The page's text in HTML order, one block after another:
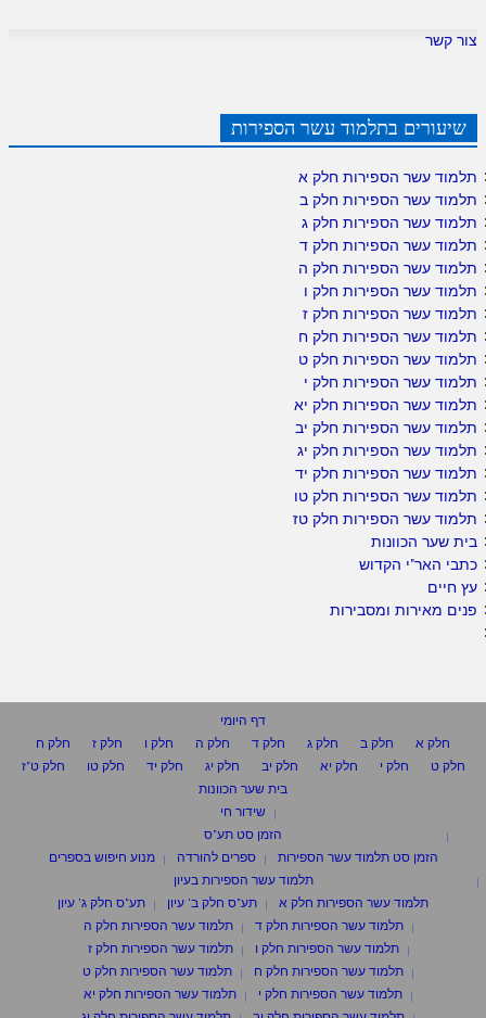
צור קשר
שיעורים בתלמוד עשר הספירות
תלמוד עשר הספירות חלק א
תלמוד עשר הספירות חלק ב
תלמוד עשר הספירות חלק ג
תלמוד עשר הספירות חלק ד
תלמוד עשר הספירות חלק ה
תלמוד עשר הספירות חלק ו
תלמוד עשר הספירות חלק ז
תלמוד עשר הספירות חלק ח
תלמוד עשר הספירות חלק ט
תלמוד עשר הספירות חלק י
תלמוד עשר הספירות חלק יא
תלמוד עשר הספירות חלק יב
תלמוד עשר הספירות חלק יג
תלמוד עשר הספירות חלק יד
תלמוד עשר הספירות חלק טו
תלמוד עשר הספירות חלק טז
בית שער הכוונות
כתבי האר"י הקדוש
עץ חיים
פנים מאירות ומסבירות
דף היומי
חלק א
חלק ב חלק ג חלק ד חלק ה חלק ו חלק ז
חלק ח
חלק ט
חלק י חלק יא חלק יב חלק יג חלק יד חלק טו
חלק ט"ז
בית שער הכוונות
שידור חי
הזמן סט תע"ס
הזמן סט תלמוד עשר הספירות
ספרים להורדה
מנוע חיפוש בספרים
תלמוד עשר הספירות בעיון
תלמוד עשר הספירות חלק א
תע"ס חלק ב' עיון
תע"ס חלק ג' עיון
תלמוד עשר הספירות חלק ד
תלמוד עשר הספירות חלק ה
תלמוד עשר הספירות חלק ו
תלמוד עשר הספירות חלק ז
תלמוד עשר הספירות חלק ח
תלמוד עשר הספירות חלק ט
תלמוד עשר הספירות חלק י
תלמוד עשר הספירות חלק יא